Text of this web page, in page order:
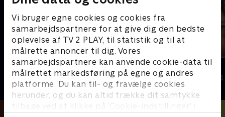
Vi bruger egne cookies og cookies fra
samarbejdspartnere for at give dig den bedste
oplevelse af TV 2 PLAY, til statistik og til at
målrette annoncer til dig. Vores
samarbejdspartnere kan anvende cookie-data til
målrettet markedsføring på egne og andres
platforme. Du kan til- og fravælge cookies
herunder, og du kan altid trække dit samtykke
tilbage ved at klikke på ’Cookie-indstillinger’ i
Fordi vi har lyst
Dokumentar • 1 sæsoner
Kom du?
Dokumentar •